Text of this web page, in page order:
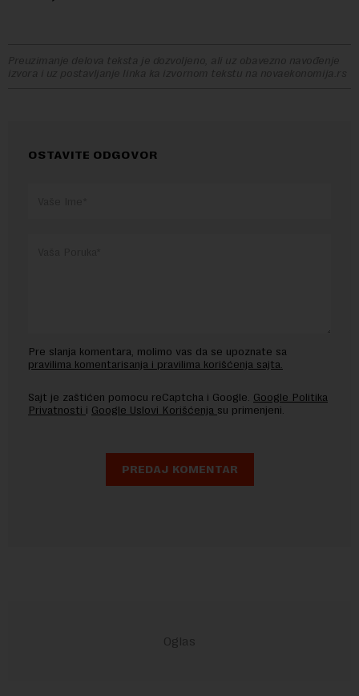
Preuzimanje delova teksta je dozvoljeno, ali uz obavezno navođenje
izvora i uz postavljanje linka ka izvornom tekstu na novaekonomija.rs
OSTAVITE ODGOVOR
Pre slanja komentara, molimo vas da se upoznate sa
pravilima komentarisanja i pravilima korišćenja sajta.
Sajt je zaštićen pomocu reCaptcha i Google. Google Politika
Privatnosti i Google Uslovi Korišćenja su primenjeni.